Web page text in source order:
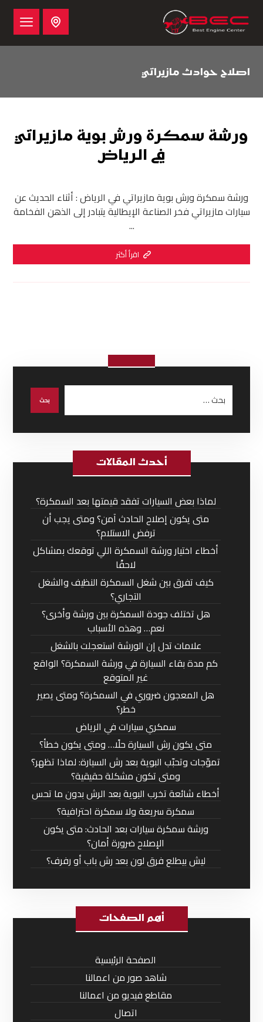
اصلاح حوادث مازيراتي
ورشة سمكرة ورش بوية مازيراتي
في الرياض
ورشة سمكرة ورش بوية مازيراتي في الرياض : أثناء الحديث عن
سيارات مازيراتي فخر الصناعة الإيطالية يتبادر إلى الذهن الفخامة
...
اقرأ أكثر
أحدث المقالات
لماذا بعض السيارات تفقد قيمتها بعد السمكرة؟
متى يكون إصلاح الحادث آمن؟ ومتى يجب أن
ترفض الاستلام؟
أخطاء اختيار ورشة السمكرة اللي توقعك بمشاكل
لاحقًا
كيف تفرق بين شغل السمكرة النظيف والشغل
التجاري؟
هل تختلف جودة السمكرة بين ورشة وأخرى؟
نعم… وهذه الأسباب
علامات تدل إن الورشة استعجلت بالشغل
كم مدة بقاء السيارة في ورشة السمكرة؟ الواقع
غير المتوقع
هل المعجون ضروري في السمكرة؟ ومتى يصير
خطر؟
سمكري سيارات في الرياض
متى يكون رش السيارة حلًا… ومتى يكون خطأ؟
تموّجات وتحبّب البوية بعد رش السيارة: لماذا تظهر؟
ومتى تكون مشكلة حقيقية؟
أخطاء شائعة تخرب البوية بعد الرش بدون ما تحس
سمكرة سريعة ولا سمكرة احترافية؟
ورشة سمكرة سيارات بعد الحادث: متى يكون
الإصلاح ضرورة أمان؟
ليش بيطلع فرق لون بعد رش باب أو رفرف؟
أهم الصفحات
الصفحة الرئيسية
شاهد صور من اعمالنا
مقاطع فيديو من اعمالنا
اتصال